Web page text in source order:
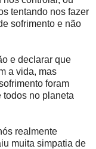
tentando nos fazer
sofrimento e não
e declarar que
a vida, mas
foram
todos no planeta
realmente
muita simpatia de